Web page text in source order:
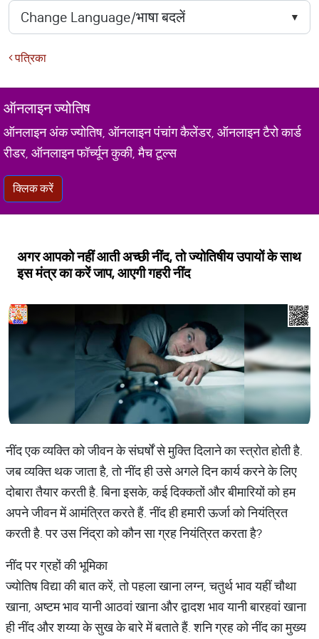
पत्रिका
ऑनलाइन ज्योतिष
ऑनलाइन अंक ज्योतिष, ऑनलाइन पंचांग कैलेंडर, ऑनलाइन टैरो कार्ड
रीडर, ऑनलाइन फॉर्च्यून कुकी, मैच टूल्स
क्लिक करें
अगर आपको नहीं आती अच्छी नींद, तो ज्योतिषीय उपायों के साथ
इस मंत्र का करें जाप, आएगी गहरी नींद
नींद एक व्यक्ति को जीवन के संघर्षों से मुक्ति दिलाने का स्त्रोत होती है.
जब व्यक्ति थक जाता है, तो नींद ही उसे अगले दिन कार्य करने के लिए
दोबारा तैयार करती है. बिना इसके, कई दिक्कतों और बीमारियों को हम
अपने जीवन में आमंत्रित करते हैं. नींद ही हमारी ऊर्जा को नियंत्रित
करती है. पर उस निंद्रा को कौन सा ग्रह नियंत्रित करता है?
नींद पर ग्रहों की भूमिका
ज्योतिष विद्या की बात करें, तो पहला खाना लग्न, चतुर्थ भाव यहीं चौथा
खाना, अष्टम भाव यानी आठवां खाना और द्वादश भाव यानी बारहवां खाना
ही नींद और शय्या के सुख के बारे में बताते हैं. शनि ग्रह को नींद का मुख्य